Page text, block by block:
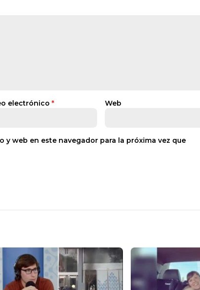
electrónico * Web
y web en este navegador para la próxima vez que